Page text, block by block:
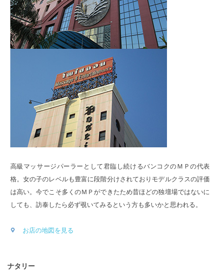
高級マッサージパーラーとして君臨し続けるバンコクのＭＰの代表
格。女の子のレベルも豊富に段階分けされておりモデルクラスの評価
は高い。今でこそ多くのＭＰができたため昔ほどの独壇場ではないに
しても、訪泰したら必ず覗いてみるという方も多いかと思われる。
お店の地図を見る
ナタリー